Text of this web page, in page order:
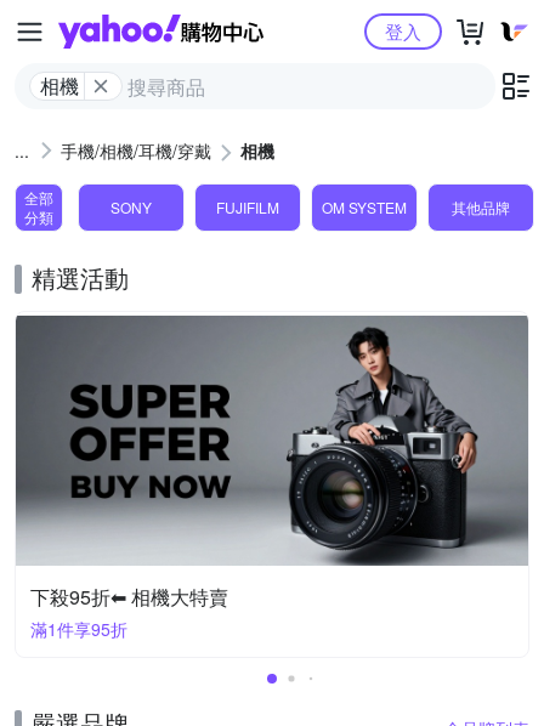
Yahoo購物中心
相機
登入
手機/相機/耳機/穿戴 相機
全部
分類
SONY FUJIFILM OM SYSTEM 其他品牌
精選活動
下殺95折⬅︎ 相機大特賣
滿1件享95折